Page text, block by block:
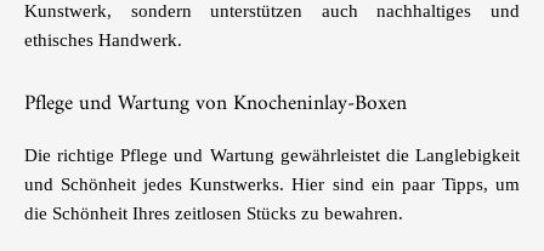
Kunstwerk, sondern unterstützen auch nachhaltiges und
ethisches Handwerk.
Pflege und Wartung von Knocheninlay-Boxen
Die richtige Pflege und Wartung gewährleistet die Langlebigkeit
und Schönheit jedes Kunstwerks. Hier sind ein paar Tipps, um
die Schönheit Ihres zeitlosen Stücks zu bewahren.